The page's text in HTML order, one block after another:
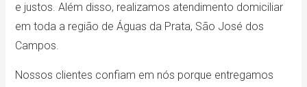
e justos. Além disso, realizamos atendimento domiciliar
em toda a região de Águas da Prata, São José dos
Campos.
Nossos clientes confiam em nós porque entregamos